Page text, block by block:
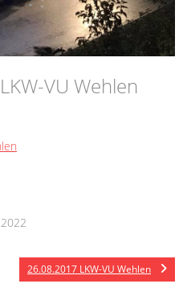
VU Wehlen
26.08.2017 LKW-VU Wehlen